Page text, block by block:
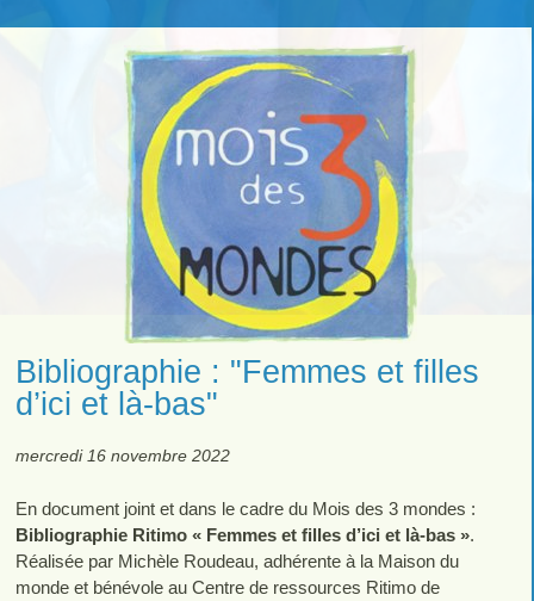
Bibliographie : "Femmes et filles
d’ici et là-bas"
mercredi 16 novembre 2022
En document joint et dans le cadre du Mois des 3 mondes :
Bibliographie Ritimo « Femmes et filles d’ici et là-bas ».
Réalisée par Michèle Roudeau, adhérente à la Maison du
monde et bénévole au Centre de ressources Ritimo de